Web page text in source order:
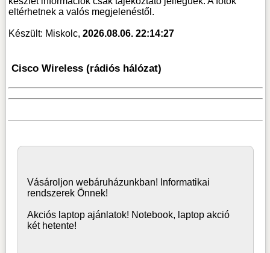
eltérhetnek a valós megjelenéstől.
Készült: Miskolc,2026.08.06. 22:14:27
Cisco Wireless (rádiós hálózat)
Vásároljonwebáruházunkban! Informatikai
rendszerek Önnek!
Akciós laptop ajánlatok! Notebook, laptop akció
két hetente!